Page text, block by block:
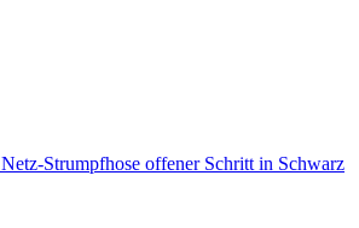
Netz-Strumpfhose offener Schritt in Schwarz